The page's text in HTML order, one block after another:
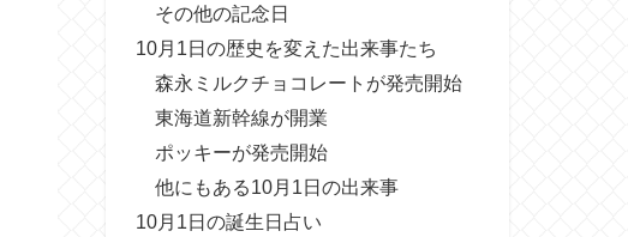
その他の記念日
10月1日の歴史を変えた出来事たち
森永ミルクチョコレートが発売開始
東海道新幹線が開業
ポッキーが発売開始
他にもある10月1日の出来事
10月1日の誕生日占い